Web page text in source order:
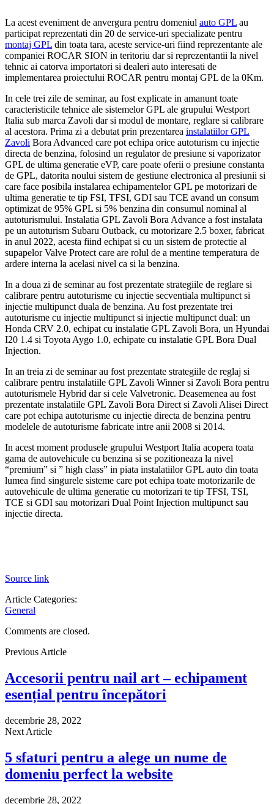
La acest eveniment de anvergura pentru domeniul auto GPL au
participat reprezentati din 20 de service-uri specializate pentru
montaj GPL din toata tara, aceste service-uri fiind reprezentante ale
companiei ROCAR SION in teritoriu dar si reprezentantii la nivel
tehnic ai catorva importatori si dealeri auto interesati de
implementarea proiectului ROCAR pentru montaj GPL de la 0Km.
In cele trei zile de seminar, au fost explicate in amanunt toate
caracteristicile tehnice ale sistemelor GPL ale grupului Westport
Italia sub marca Zavoli dar si modul de montare, reglare si calibrare
al acestora. Prima zi a debutat prin prezentarea instalatiilor GPL
Zavoli Bora Advanced care pot echipa orice autoturism cu injectie
directa de benzina, folosind un regulator de presiune si vaporizator
GPL de ultima generatie eVP, care poate oferii o presiune constanta
de GPL, datorita noului sistem de gestiune electronica al presiunii si
care face posibila instalarea echipamentelor GPL pe motorizari de
ultima generatie te tip FSI, TFSI, GDI sau TCE avand un consum
optimizat de 95% GPL si 5% benzina din consumul nominal al
autoturismului. Instalatia GPL Zavoli Bora Advance a fost instalata
pe un autoturism Subaru Outback, cu motorizare 2.5 boxer, fabricat
in anul 2022, acesta fiind echipat si cu un sistem de protectie al
supapelor Valve Protect care are rolul de a mentine temperatura de
ardere interna la acelasi nivel ca si la benzina.
In a doua zi de seminar au fost prezentate strategiile de reglare si
calibrare pentru autoturisme cu injectie secventiala multipunct si
injectie multipunct duala de benzina. Au fost prezentate trei
autoturisme cu injectie multipunct si injectie multipunct dual: un
Honda CRV 2.0, echipat cu instalatie GPL Zavoli Bora, un Hyundai
I20 1.4 si Toyota Aygo 1.0, echipate cu instalatie GPL Bora Dual
Injection.
In an treia zi de seminar au fost prezentate strategiile de reglaj si
calibrare pentru instalatiile GPL Zavoli Winner si Zavoli Bora pentru
autoturismele Hybrid dar si cele Valvetronic. Deasemenea au fost
prezentate instalatiile GPL Zavoli Bora Direct si Zavoli Alisei Direct
care pot echipa autoturisme cu injectie directa de benzina pentru
modelele de autoturisme fabricate intre anii 2008 si 2014.
In acest moment produsele grupului Westport Italia acopera toata
gama de autovehicule cu benzina si se pozitioneaza la nivel
“premium” si ” high class” in piata instalatiilor GPL auto din toata
lumea find singurele sisteme care pot echipa toate motorizarile de
autovehicule de ultima generatie cu motorizari te tip TFSI, TSI,
TCE si GDI sau motorizari Dual Point Injection multipunct sau
injectie directa.
Source link
Article Categories:
General
Comments are closed.
Previous Article
Accesorii pentru nail art – echipament
esențial pentru începători
decembrie 28, 2022
Next Article
5 sfaturi pentru a alege un nume de
domeniu perfect la website
decembrie 28, 2022